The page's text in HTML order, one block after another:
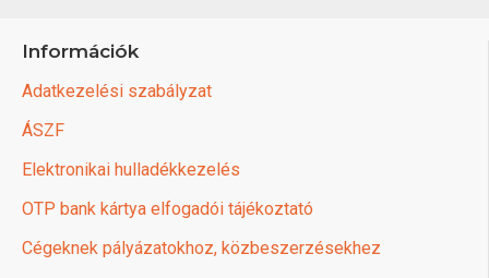
Információk
Adatkezelési szabályzat
ÁSZF
Elektronikai hulladékkezelés
OTP bank kártya elfogadói tájékoztató
Cégeknek pályázatokhoz, közbeszerzésekhez